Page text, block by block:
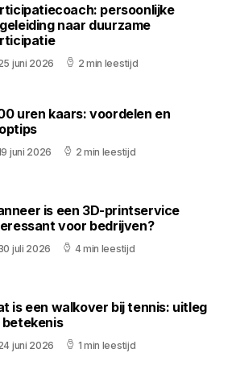
persoonlijke
naar duurzame
juni 2026 2 min leestijd
uren kaars: voordelen en
juni 2026 2 min leestijd
is een 3D-printservice
voor bedrijven?
juli 2026 4 min leestijd
is een walkover bij tennis: uitleg
betekenis
juni 2026 1 min leestijd